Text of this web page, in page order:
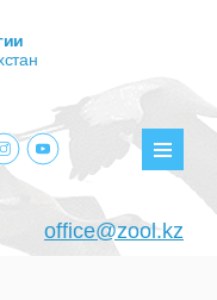
office@zool.kz
youtube.com